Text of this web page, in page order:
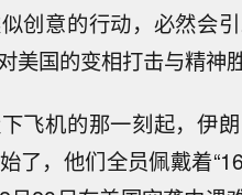
创意的行动，必然会
美国的变相打击与精神胜
飞机的那一刻起，伊
了，他们全员佩戴着